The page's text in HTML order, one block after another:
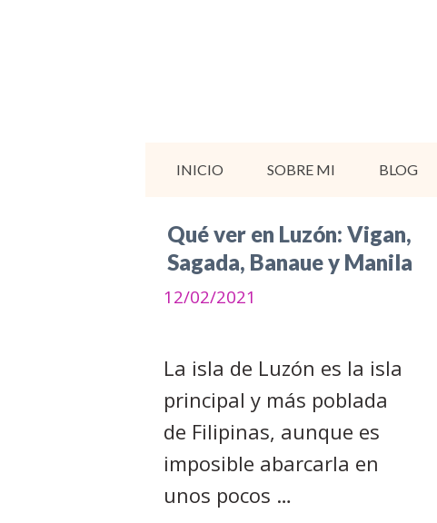
INICIO SOBRE MI BLOG
Qué ver en Luzón: Vigan,
Sagada, Banaue y Manila
12/02/2021
La isla de Luzón es la isla
principal y más poblada
de Filipinas, aunque es
imposible abarcarla en
unos pocos …